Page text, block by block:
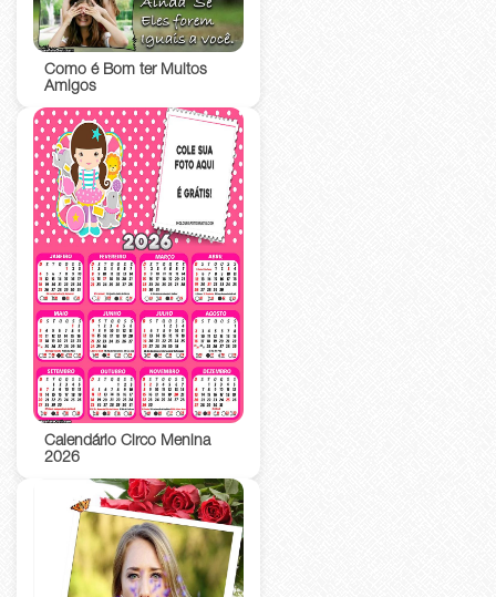
Como é Bom ter Muitos
Amigos
Calendário Circo Menina
2026